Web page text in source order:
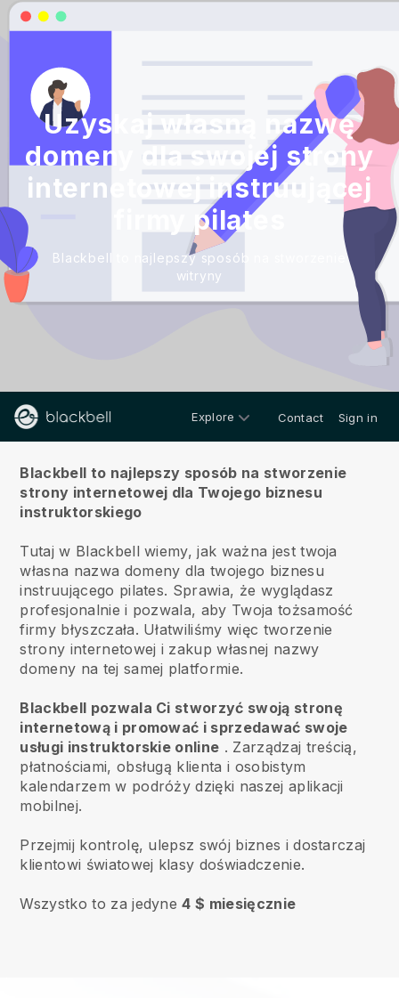
Uzyskaj własną nazwę
domeny dla swojej strony
internetowej instruującej
firmy pilates
Blackbell to najlepszy sposób na stworzenie
witryny
Explore Contact Sign in
Blackbell to najlepszy sposób na stworzenie
strony internetowej dla Twojego biznesu
instruktorskiego
Tutaj w Blackbell wiemy, jak ważna jest twoja
własna nazwa domeny dla twojego biznesu
instruującego pilates. Sprawia, że wyglądasz
profesjonalnie i pozwala, aby Twoja tożsamość
firmy błyszczała. Ułatwiliśmy więc tworzenie
strony internetowej i zakup własnej nazwy
domeny na tej samej platformie.
Blackbell pozwala Ci stworzyć swoją stronę
internetową i promować i sprzedawać swoje
usługi instruktorskie online . Zarządzaj treścią,
płatnościami, obsługą klienta i osobistym
kalendarzem w podróży dzięki naszej aplikacji
mobilnej.
Przejmij kontrolę, ulepsz swój biznes i dostarczaj
klientowi światowej klasy doświadczenie.
Wszystko to za jedyne4 $ miesięcznie